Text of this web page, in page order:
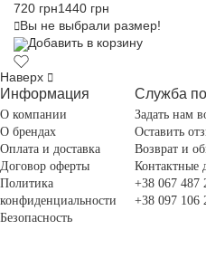
720 грн1440 грн
Вы не выбрали размер!
Добавить в корзину
Наверх
Информация
О компании
О брендах
Оплата и доставка
Договор оферты
Политика
конфиденциальности
Безопасность
Служба
Задать нам
Оставить
Возврат и
Контактные
+38 067 487
+38 097 106